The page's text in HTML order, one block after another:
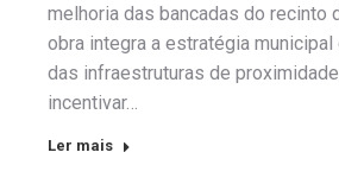
melhoria das bancadas do recinto
obra integra a estratégia
das infraestruturas de
incentivar…
Ler mais